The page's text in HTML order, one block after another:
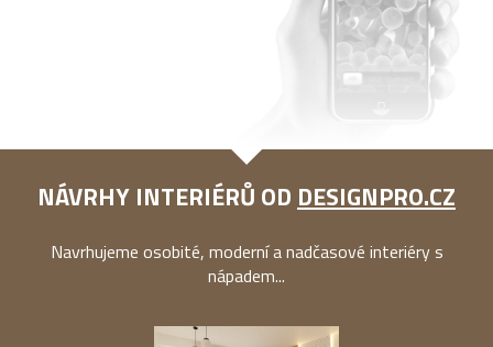
NÁVRHY INTERIÉRŮ OD DESIGNPRO.CZ
Navrhujeme osobité, moderní a nadčasové interiéry s
nápadem...